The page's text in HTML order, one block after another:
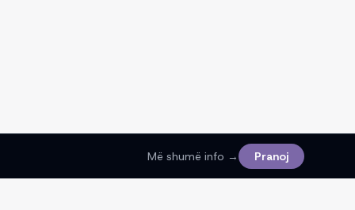
Më shumë info → Pranoj